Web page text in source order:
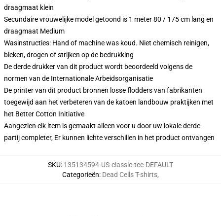
draagmaat klein
Secundaire vrouwelijke model getoond is 1 meter 80 / 175 cm lang en
draagmaat Medium
Wasinstructies: Hand of machine was koud. Niet chemisch reinigen,
bleken, drogen of strijken op de bedrukking
De derde drukker van dit product wordt beoordeeld volgens de
normen van de Internationale Arbeidsorganisatie
De printer van dit product bronnen losse flodders van fabrikanten
toegewijd aan het verbeteren van de katoen landbouw praktijken met
het Better Cotton Initiative
Aangezien elk item is gemaakt alleen voor u door uw lokale derde-
partij completer, Er kunnen lichte verschillen in het product ontvangen
SKU: 135134594-US-classic-tee-DEFAULT
Categorieën: Dead Cells T-shirts,